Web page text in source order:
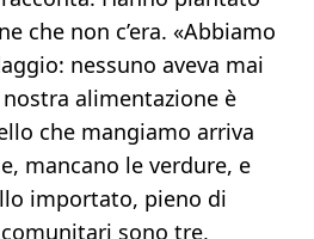
che non c’era. «Abbiamo
nessuno aveva mai
alimentazione è
che mangiamo arriva
mancano le verdure, e
importato, pieno di
sono tre,